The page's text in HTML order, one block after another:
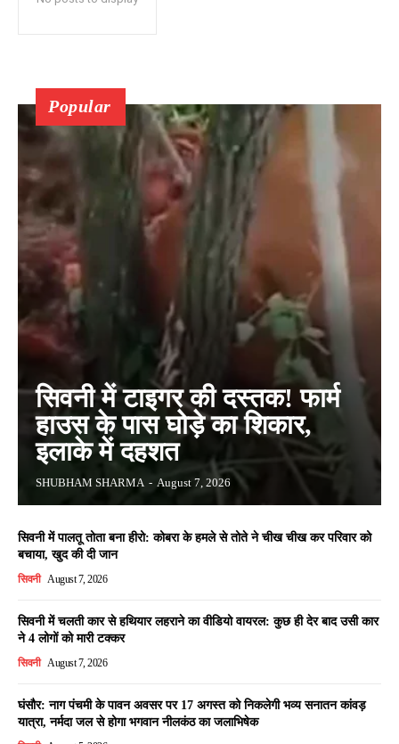
Popular
सिवनी में टाइगर की दस्तक! फार्म
हाउस के पास घोड़े का शिकार,
इलाके में दहशत
SHUBHAM SHARMA - August 7, 2026
सिवनी में पालतू तोता बना हीरो: कोबरा के हमले से तोते ने चीख चीख कर परिवार को
बचाया, खुद की दी जान
सिवनी August 7, 2026
सिवनी में चलती कार से हथियार लहराने का वीडियो वायरल: कुछ ही देर बाद उसी कार
ने 4 लोगों को मारी टक्कर
सिवनी August 7, 2026
घंसौर: नाग पंचमी के पावन अवसर पर 17 अगस्त को निकलेगी भव्य सनातन कांवड़
यात्रा, नर्मदा जल से होगा भगवान नीलकंठ का जलाभिषेक